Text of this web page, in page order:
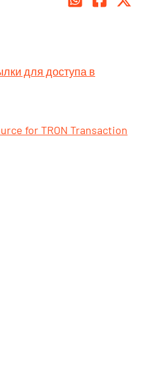
для доступа в
for TRON Transaction